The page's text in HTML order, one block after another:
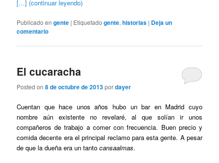
[…] (continuar leyendo)
Publicado en gente | Etiquetado gente,historias | Deja un
comentario
El cucaracha
Posted on8 de octubre de 2013pordayer
Cuentan que hace unos años hubo un bar en Madrid cuyo
nombre aún existente no revelaré, al que solían ir unos
compañeros de trabajo a comer con frecuencia. Buen precio y
comida decente era el principal reclamo para esta gente. A pesar
de que la dueña era un tantocansaalmas.